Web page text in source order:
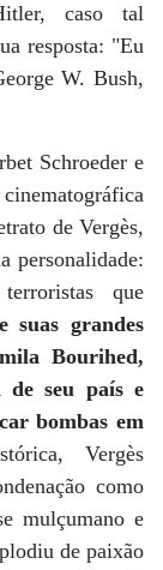
caso tal
resposta: "Eu
W. Bush,
Schroeder e
de Vergès,
personalidade:
que
suas grandes
Bourihed,
de seu país e
bombas em
Vergès
como
mulçumano e
de paixão